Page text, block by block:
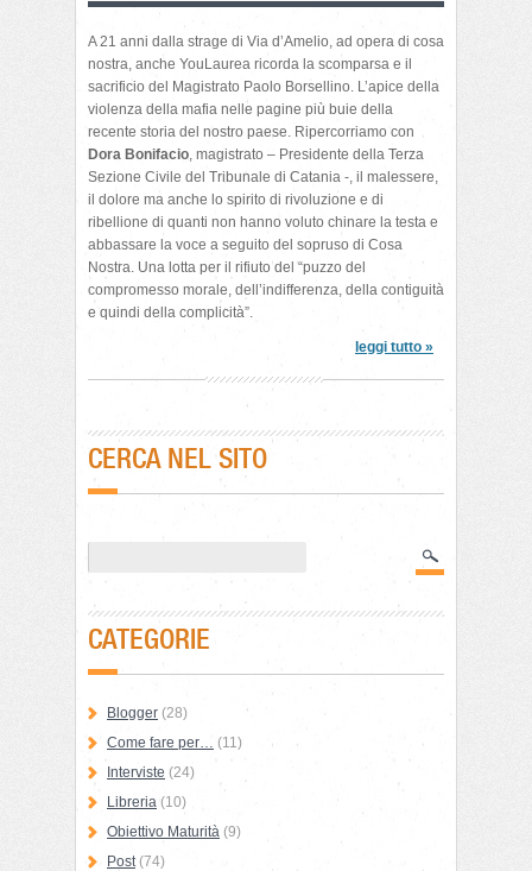
A 21 anni dalla strage di Via d’Amelio, ad opera di cosa
nostra, anche YouLaurea ricorda la scomparsa e il
sacrificio del Magistrato Paolo Borsellino. L’apice della
violenza della mafia nelle pagine più buie della
recente storia del nostro paese. Ripercorriamo con
Dora Bonifacio, magistrato – Presidente della Terza
Sezione Civile del Tribunale di Catania -, il malessere,
il dolore ma anche lo spirito di rivoluzione e di
ribellione di quanti non hanno voluto chinare la testa e
abbassare la voce a seguito del sopruso di Cosa
Nostra. Una lotta per il rifiuto del “puzzo del
compromesso morale, dell’indifferenza, della contiguità
e quindi della complicità”.
leggi tutto »
CERCA NEL SITO
CATEGORIE
Blogger (28)
Come fare per… (11)
Interviste (24)
Libreria (10)
Obiettivo Maturità (9)
Post(74)